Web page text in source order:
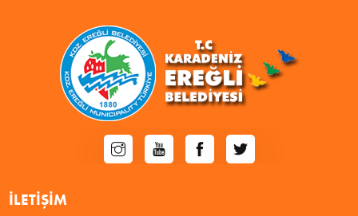
İLETIŞIM